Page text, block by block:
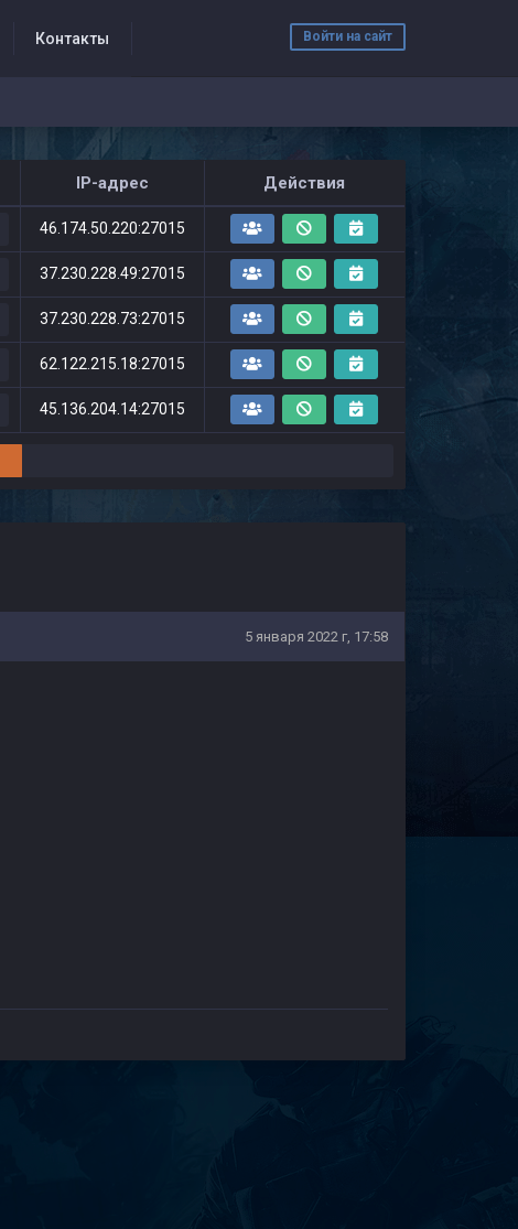
Войти на сайт
Контакты
IP-адрес Действия
46.174.50.220:27015
37.230.228.49:27015
37.230.228.73:27015
62.122.215.18:27015
45.136.204.14:27015
5 января 2022 г, 17:58